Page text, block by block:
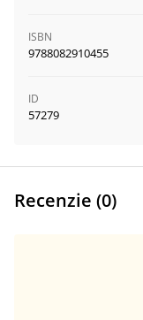
ISBN
9788082910455
ID
57279
Recenzie (0)